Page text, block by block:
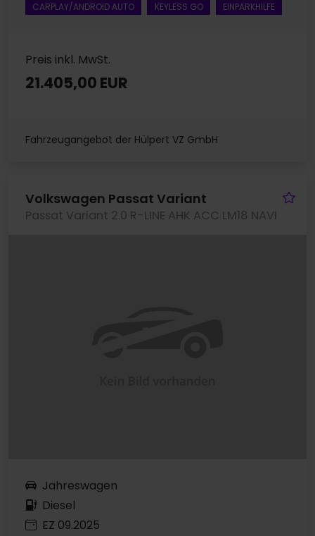
CARPLAY/ANDROID AUTO KEYLESS GO EINPARKHILFE
Preis inkl. MwSt.
21.405,00 EUR
Fahrzeugangebot der Hülpert VZ GmbH
Volkswagen Passat Variant
Passat Variant 2.0 R-LINE AHK ACC LM18 NAVI
Jahreswagen
Diesel
EZ 09.2025